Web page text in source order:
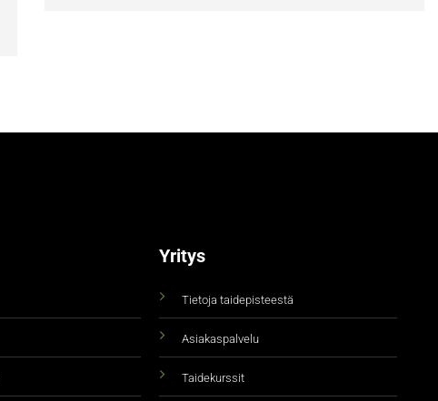
Yritys
Tietoja taidepisteestä
Asiakaspalvelu
Taidekurssit